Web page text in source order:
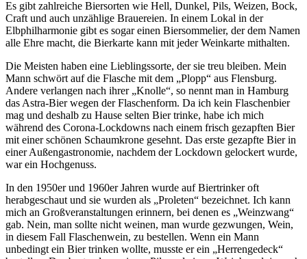
Es gibt zahlreiche Biersorten wie Hell, Dunkel, Pils, Weizen, Bock,
Craft und auch unzählige Brauereien. In einem Lokal in der
Elbphilharmonie gibt es sogar einen Biersommelier, der dem Namen
alle Ehre macht, die Bierkarte kann mit jeder Weinkarte mithalten.
Die Meisten haben eine Lieblingssorte, der sie treu bleiben. Mein
Mann schwört auf die Flasche mit dem
Plopp
aus Flensburg.
Andere verlangen nach ihrer Knolle , so nennt man in Hamburg
das Astra-Bier wegen der Flaschenform. Da ich kein Flaschenbier
mag und deshalb zu Hause selten Bier trinke, habe ich mich
während des Corona-Lockdowns nach einem frisch gezapften Bier
mit einer schönen Schaumkrone gesehnt. Das erste gezapfte Bier in
einer Außengastronomie, nachdem der Lockdown gelockert wurde,
war ein Hochgenuss.
In den 1950er und 1960er Jahren wurde auf Biertrinker oft
herabgeschaut und sie wurden als
Proleten
bezeichnet. Ich kann
mich an Großveranstaltungen erinnern, bei denen es
Weinzwang
gab. Nein, man sollte nicht weinen, man wurde gezwungen, Wein,
in diesem Fall Flaschenwein, zu bestellen. Wenn ein Mann
unbedingt ein Bier trinken wollte, musste er ein
Herrengedeck